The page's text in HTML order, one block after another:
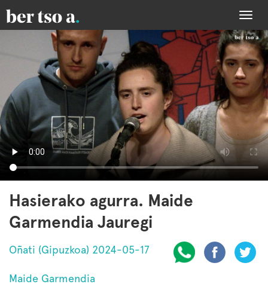
Hasierako agurra. Maide
Garmendia Jauregi
Oñati (Gipuzkoa) 2024-05-17
Maide Garmendia